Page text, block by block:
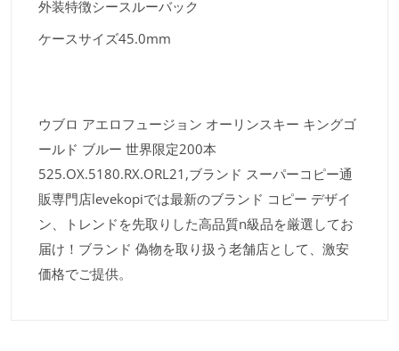
外装特徴シースルーバック
ケースサイズ45.0mm
ウブロ アエロフュージョン オーリンスキー キングゴ
ールド ブルー 世界限定200本
525.OX.5180.RX.ORL21,ブランド スーパーコピー通
販専門店levekopiでは最新のブランド コピー デザイ
ン、トレンドを先取りした高品質n級品を厳選してお
届け！ブランド 偽物を取り扱う老舗店として、激安
価格でご提供。